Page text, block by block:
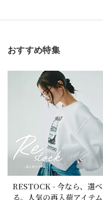
おすすめ特集
RESTOCK - 今なら、選べ
る。人気の再入荷アイテム